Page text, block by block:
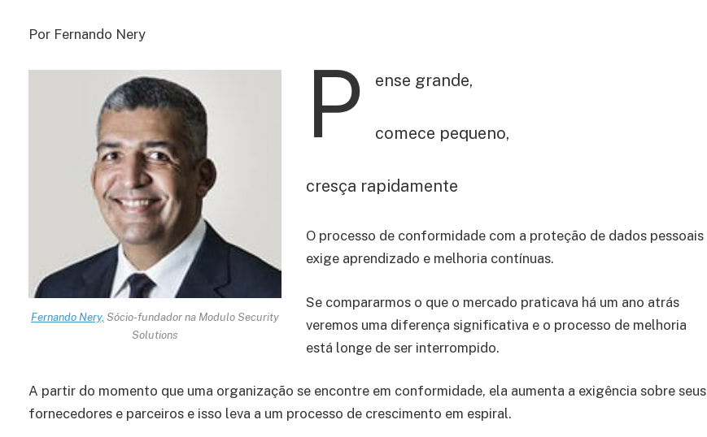
Por Fernando Nery
Fernando Nery, Sócio-fundador na Modulo Security
Solutions
P ense grande,
comece pequeno,
cresça rapidamente
O processo de conformidade com a proteção de dados pessoais
exige aprendizado e melhoria contínuas.
Se compararmos o que o mercado praticava há um ano atrás
veremos uma diferença significativa e o processo de melhoria
está longe de ser interrompido.
A partir do momento que uma organização se encontre em conformidade, ela aumenta a exigência sobre seus
fornecedores e parceiros e isso leva a um processo de crescimento em espiral.